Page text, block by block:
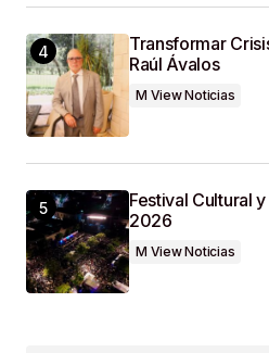
Transformar
Raúl Ávalos
M View Noticias
Festival Cultural
2026
M View Noticias